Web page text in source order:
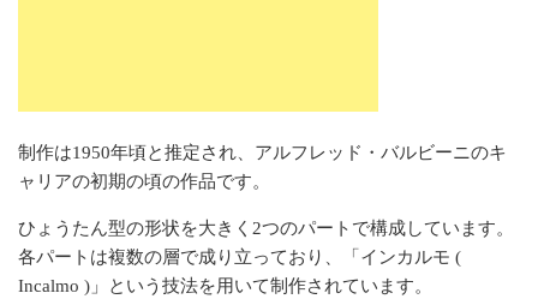
制作は1950年頃と推定され、アルフレッド・バルビーニのキ
ャリアの初期の頃の作品です。
ひょうたん型の形状を大きく2つのパートで構成しています。
各パートは複数の層で成り立っており、「インカルモ (
Incalmo )」という技法を用いて制作されています。